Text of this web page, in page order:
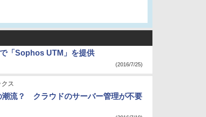
「Sophos UTM」を提供
(2016/7/25)
クス
潮流？ クラウドのサーバー管理が不要